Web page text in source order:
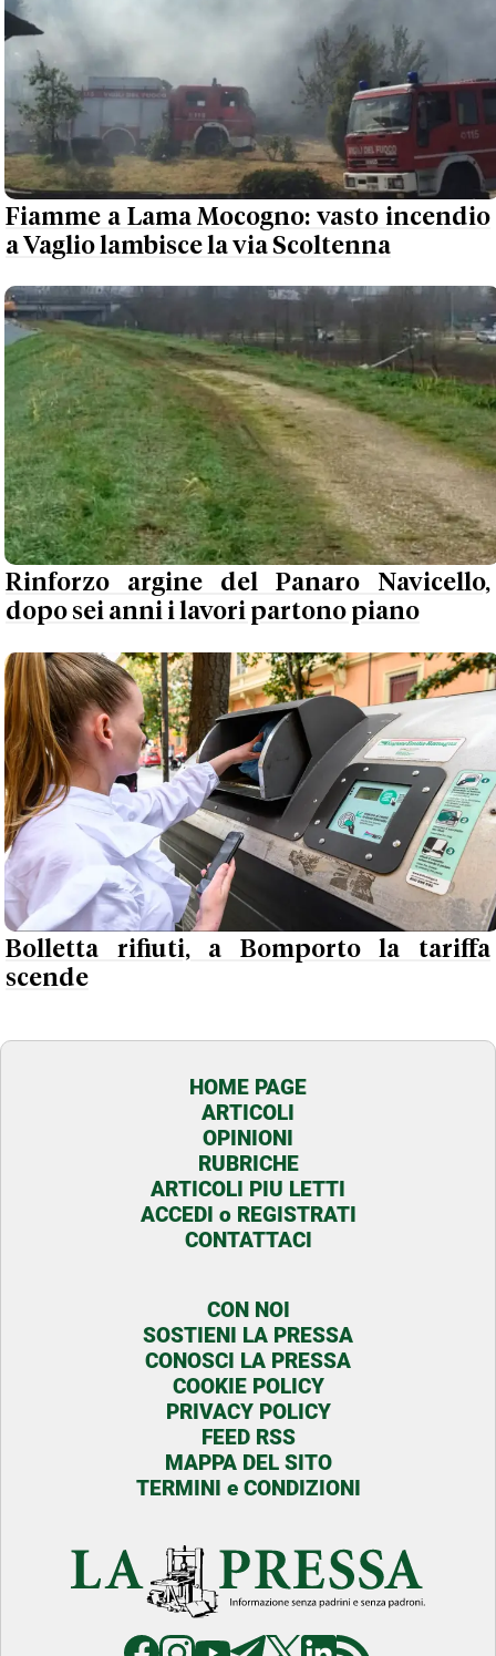
Fiamme a Lama Mocogno: vasto incendio
a Vaglio lambisce la via Scoltenna
Rinforzo argine del Panaro Navicello,
dopo sei anni i lavori partono piano
Bolletta rifiuti, a Bomporto la tariffa
scende
HOME PAGE
ARTICOLI
OPINIONI
RUBRICHE
ARTICOLI PIU LETTI
ACCEDI o REGISTRATI
CONTATTACI
CON NOI
SOSTIENI LA PRESSA
CONOSCI LA PRESSA
COOKIE POLICY
PRIVACY POLICY
FEED RSS
MAPPA DEL SITO
TERMINI e CONDIZIONI